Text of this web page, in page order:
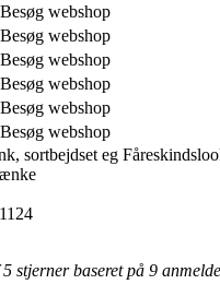
Besøg webshop
Besøg webshop
Besøg webshop
Besøg webshop
Besøg webshop
Besøg webshop
sortbejdset eg
stjerner baseret på 9